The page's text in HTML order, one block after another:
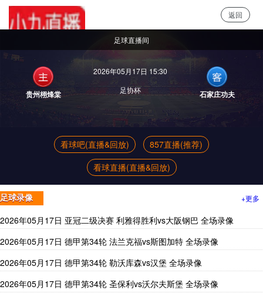
返回
足球直播间
贵州栩烽棠
2026年05月17日 15:30
足协杯
石家庄功夫
看球吧(直播&回放)
857直播(推荐)
看球直播(直播&回放)
足球录像 +更多
2026年05月17日 亚冠二级决赛 利雅得胜利vs大阪钢巴 全场录像
2026年05月17日 德甲第34轮 法兰克福vs斯图加特 全场录像
2026年05月17日 德甲第34轮 勒沃库森vs汉堡 全场录像
2026年05月17日 德甲第34轮 圣保利vs沃尔夫斯堡 全场录像